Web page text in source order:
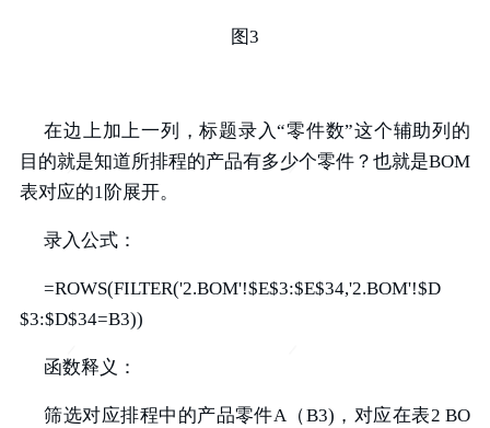
图3
在边上加上一列，标题录入“零件数”这个辅助列的
目的就是知道所排程的产品有多少个零件？也就是BOM
表对应的1阶展开。
录入公式：
=ROWS(FILTER('2.BOM'!$E$3:$E$34,'2.BOM'!$D
$3:$D$34=B3))
函数释义：
筛选对应排程中的产品零件A（B3)，对应在表2 BO